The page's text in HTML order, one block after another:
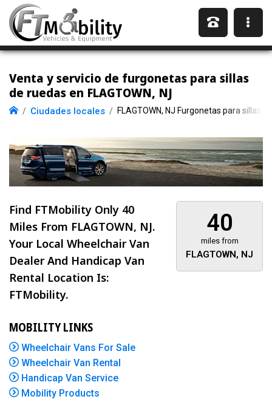
Venta y servicio de furgonetas para sillas
de ruedas en FLAGTOWN, NJ
Ciudades locales FLAGTOWN, NJ Furgonetas para sillas
40
miles from
FLAGTOWN, NJ
Find FTMobility Only 40
Miles From FLAGTOWN, NJ.
Your Local Wheelchair Van
Dealer And Handicap Van
Rental Location Is:
FTMobility.
MOBILITY LINKS
Wheelchair Vans For Sale
Wheelchair Van Rental
Handicap Van Service
Mobility Products